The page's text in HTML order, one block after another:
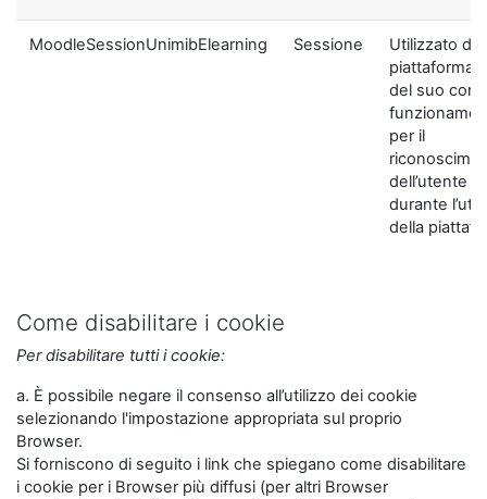
MoodleSessionUnimibElearning Sessione
Utilizzato
piattaforma
del suo
per il
dell’utente
durante
della
Come disabilitare i cookie
Per disabilitare tutti i cookie:
a. È possibile negare il consenso all’utilizzo dei cookie
selezionando l'impostazione appropriata sul proprio
Browser.
Si forniscono di seguito i link che spiegano come disabilitare
i cookie per i Browser più diffusi (per altri Browser